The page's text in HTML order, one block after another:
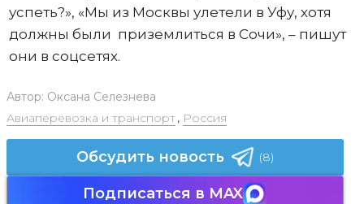
успеть?», «Мы из Москвы улетели в Уфу, хотя
должны были приземлиться в Сочи», – пишут
они в соцсетях.
Автор: Оксана Селезнева
Авиаперевозка и транспорт, Россия
Обсудить новость (8)
Подписаться в MAX